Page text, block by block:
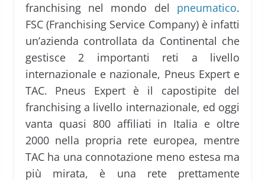
franchising nel mondo del pneumatico.
FSC (Franchising Service Company) è infatti
un’azienda controllata da Continental che
gestisce 2 importanti reti a livello
internazionale e nazionale, Pneus Expert e
TAC. Pneus Expert è il capostipite del
franchising a livello internazionale, ed oggi
vanta quasi 800 affiliati in Italia e oltre
2000 nella propria rete europea, mentre
TAC ha una connotazione meno estesa ma
più mirata, è una rete prettamente